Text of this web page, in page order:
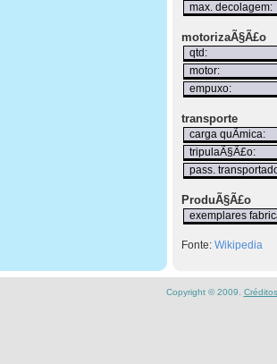
max. decolagem:
motorizaÃ§Ã£o
qtd:
motor:
empuxo:
transporte
carga quÃ­mica:
tripulaÃ§Ã£o:
pass.
ProduÃ§Ã£o
exemplares
Fonte: Wikipedia
Copyright © 2009. Créditos